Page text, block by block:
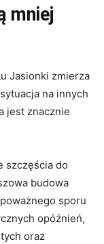
mniej
Jasionki zmierza
na innych
jest znacznie
szczęścia do
budowa
sporu
opóźnień,
oraz